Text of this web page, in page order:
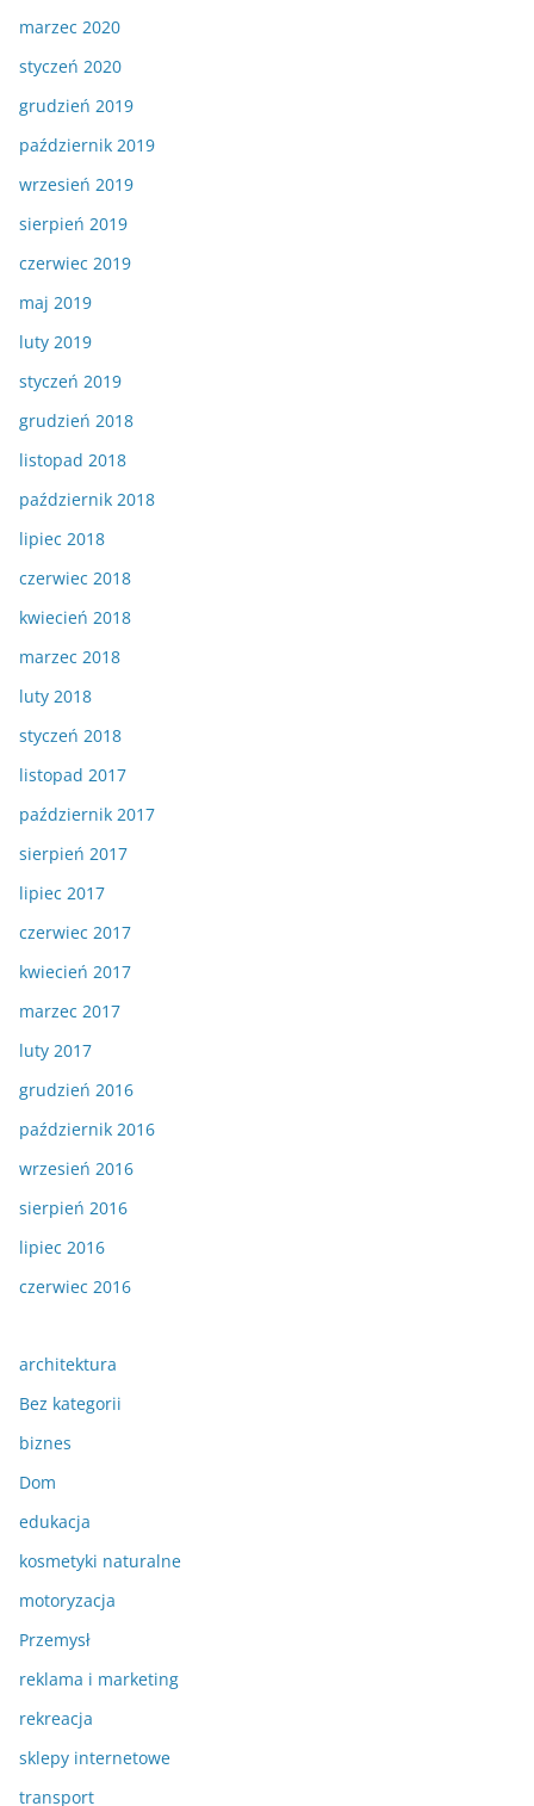
marzec 2020
styczeń 2020
grudzień 2019
październik 2019
wrzesień 2019
sierpień 2019
czerwiec 2019
maj 2019
luty 2019
styczeń 2019
grudzień 2018
listopad 2018
październik 2018
lipiec 2018
czerwiec 2018
kwiecień 2018
marzec 2018
luty 2018
styczeń 2018
listopad 2017
październik 2017
sierpień 2017
lipiec 2017
czerwiec 2017
kwiecień 2017
marzec 2017
luty 2017
grudzień 2016
październik 2016
wrzesień 2016
sierpień 2016
lipiec 2016
czerwiec 2016
architektura
Bez kategorii
biznes
Dom
edukacja
kosmetyki naturalne
motoryzacja
Przemysł
reklama i marketing
rekreacja
sklepy internetowe
transport